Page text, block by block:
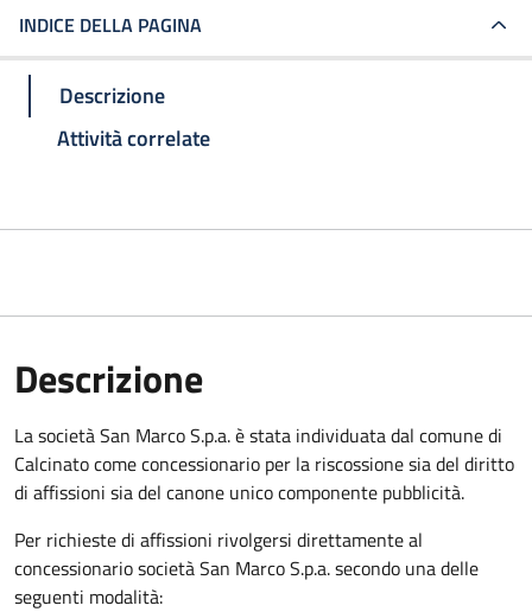
INDICE DELLA PAGINA
Descrizione
Attività correlate
Descrizione
La società San Marco S.p.a. è stata individuata dal comune di
Calcinato come concessionario per la riscossione sia del diritto
di affissioni sia del canone unico componente pubblicità.
Per richieste di affissioni rivolgersi direttamente al
concessionario società San Marco S.p.a. secondo una delle
seguenti modalità: